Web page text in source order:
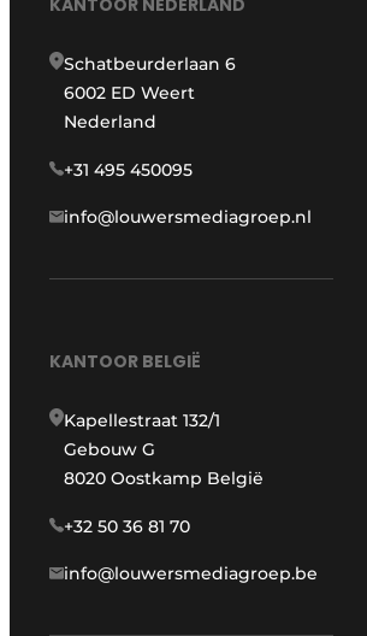
KANTOOR NEDERLAND
Schatbeurderlaan 6
6002 ED Weert
Nederland
+31 495 450095
info@louwersmediagroep.nl
KANTOOR BELGIË
Kapellestraat 132/1
Gebouw G
8020 Oostkamp België
+32 50 36 81 70
info@louwersmediagroep.be